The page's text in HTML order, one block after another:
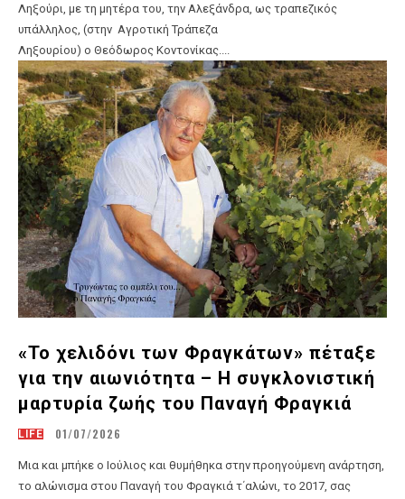
Ληξούρι, με τη μητέρα του, την Αλεξάνδρα, ως τραπεζικός
υπάλληλος, (στην Αγροτική Τράπεζα
Ληξουρίου) ο Θεόδωρος Κοντονίκας....
«Το χελιδόνι των Φραγκάτων» πέταξε
για την αιωνιότητα – Η συγκλονιστική
μαρτυρία ζωής του Παναγή Φραγκιά
LIFE 01/07/2026
Μια και μπήκε ο Ιούλιος και θυμήθηκα στην προηγούμενη ανάρτηση,
το αλώνισμα στου Παναγή του Φραγκιά τ΄αλώνι, το 2017, σας